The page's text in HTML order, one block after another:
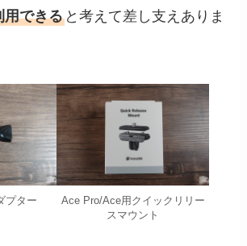
用できる と考えて差し支えありま
プター
Ace Pro/Ace用クイックリリー
スマウント